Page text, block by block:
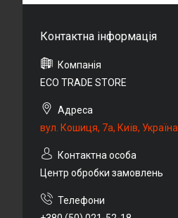
ECO TRADE STORE
вул. Кошиця, 7а, Київ, Україна
Центр обробки замовлень